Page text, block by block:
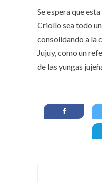
Se espera que
Criollo sea todo
consolidando a la
Jujuy, como un
de las yungas